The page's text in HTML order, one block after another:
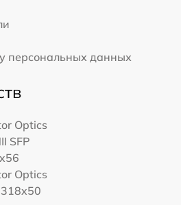
персональных данных
Optics
SFP
Optics
318x50